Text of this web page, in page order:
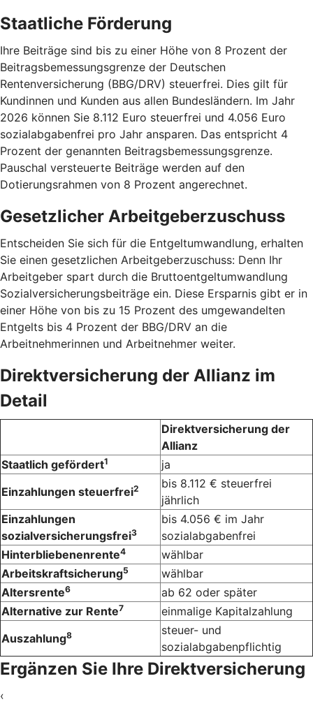
Staatliche Förderung
Ihre Beiträge sind bis zu einer Höhe von 8 Prozent der
Beitragsbemessungsgrenze der Deutschen
Rentenversicherung (BBG/DRV) steuerfrei. Dies gilt für
Kundinnen und Kunden aus allen Bundesländern. Im Jahr
2026 können Sie 8.112 Euro steuerfrei und 4.056 Euro
sozialabgabenfrei pro Jahr ansparen. Das entspricht 4
Prozent der genannten Beitragsbemessungsgrenze.
Pauschal versteuerte Beiträge werden auf den
Dotierungsrahmen von 8 Prozent angerechnet.
Gesetzlicher Arbeitgeberzuschuss
Entscheiden Sie sich für die Entgeltumwandlung, erhalten
Sie einen gesetzlichen Arbeitgeberzuschuss: Denn Ihr
Arbeitgeber spart durch die Bruttoentgeltumwandlung
Sozialversicherungsbeiträge ein. Diese Ersparnis gibt er in
einer Höhe von bis zu 15 Prozent des umgewandelten
Entgelts bis 4 Prozent der BBG/DRV an die
Arbeitnehmerinnen und Arbeitnehmer weiter.
Direktversicherung der Allianz im
Detail
Direktversicherung der
Allianz
Staatlich gefördert1
ja
Einzahlungen steuerfrei2
bis 8.112 € steuerfrei
jährlich
Einzahlungen
sozialversicherungsfrei3
bis 4.056 € im Jahr
sozialabgabenfrei
Hinterbliebenenrente4
wählbar
Arbeitskraftsicherung5
wählbar
Altersrente6
ab 62 oder später
Alternative zur Rente7
einmalige Kapitalzahlung
Auszahlung8
steuer- und
sozialabgabenpflichtig
Ergänzen Sie Ihre Direktversicherung
‹